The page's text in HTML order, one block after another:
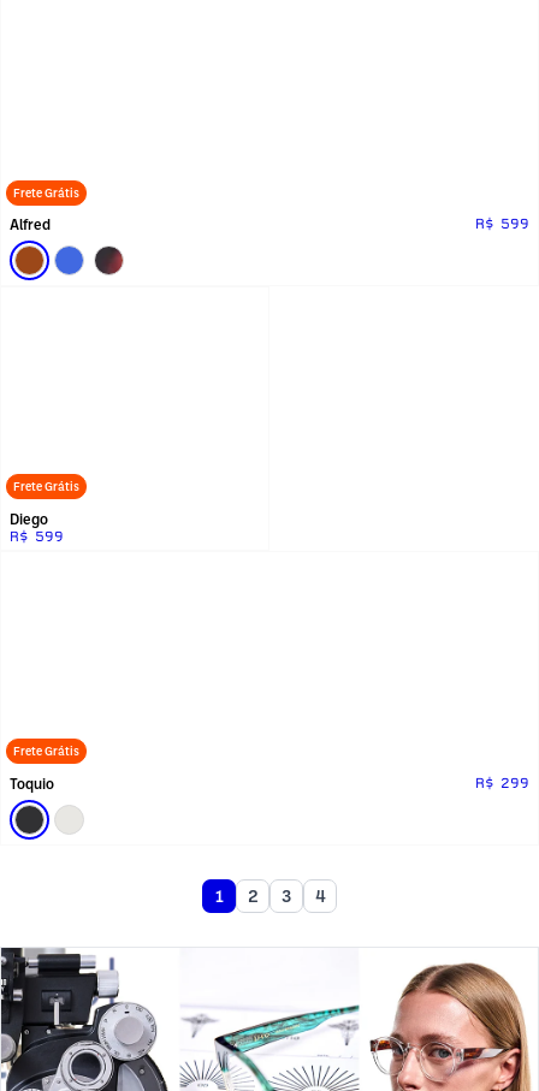
Frete Grátis
Alfred R$ 599
Frete Grátis
Diego
R$ 599
Frete Grátis
Toquio R$ 299
1 2 3 4